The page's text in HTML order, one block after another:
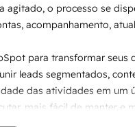
agitado, o processo se
acompanhamento,
para transformar
leads segmentados,
das atividades em um
mais fácil de manter e